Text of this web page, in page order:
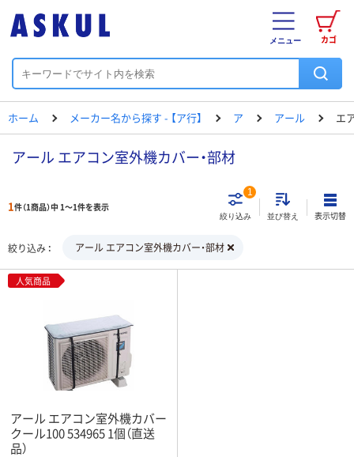
カゴ
メニュー
ホーム メーカー名から探す - 【ア行】 ア アール エ
アール エアコン室外機カバー・部材
1件（1商品）中 1～1件を表示
絞り込み
1
並び替え 表示切替
絞り込み アール エアコン室外機カバー・部材
人気商品
アール エアコン室外機カバー
クール100 534965 1個（直送
品）